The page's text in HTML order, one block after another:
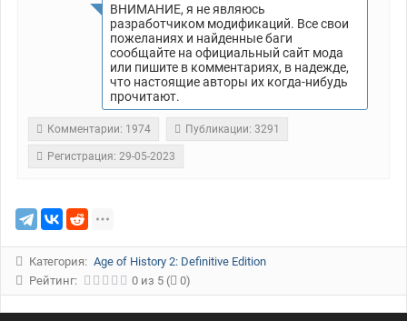
ВНИМАНИЕ, я не являюсь
разработчиком модификаций. Все свои
пожеланиях и найденные баги
сообщайте на официальный сайт мода
или пишите в комментариях, в надежде,
что настоящие авторы их когда-нибудь
прочитают.
Комментарии: 1974 Публикации: 3291
Регистрация: 29-05-2023
Категория: Age of History 2: Definitive Edition
Рейтинг:
0 из 5 ( 0)